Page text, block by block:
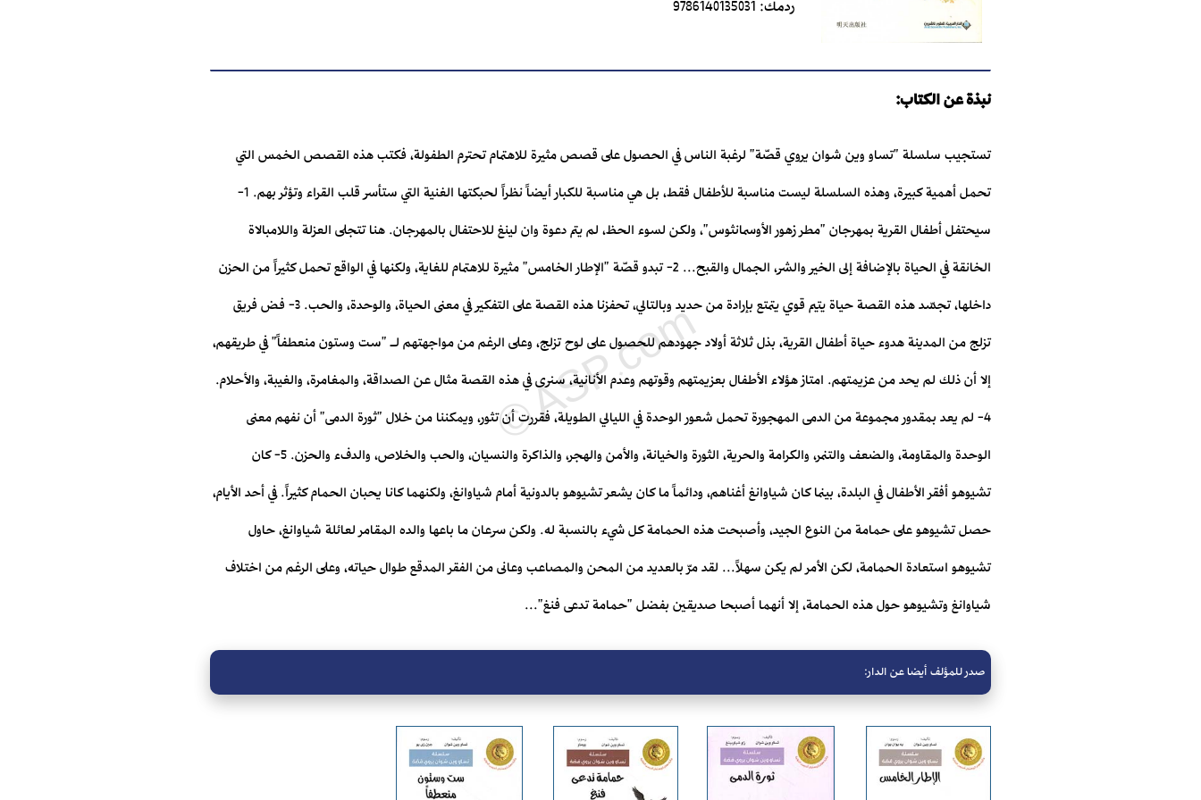
نبذة عن الكتاب:
تستجيب سلسلة "تساو وين شوان يروي قصّة" لرغبة الناس في الحصول على قصص مثيرة للاهتمام تحترم الطفولة، فكتب هذه القصص الخمس التي
تحمل أهمية كبيرة، وهذه السلسلة ليست مناسبة للأطفال فقط، بل هي مناسبة للكبار أيضاً نظراً لحبكتها الغنية التي ستأسر قلب القراء وتؤثر بهم. 1-
سيحتفل أطفال القرية بمهرجان "مطر زهور الأوسمانثوس"، ولكن لسوء الحظ، لم يتم دعوة وان لينغ للاحتفال بالمهرجان. هنا تتجلى العزلة واللامبالاة
الخانقة في الحياة بالإضافة إلى الخير والشر، الجمال والقبح... 2- تبدو قصّة "الإطار الخامس" مثيرة للاهتمام للغاية، ولكنها في الواقع تحمل كثيراً من الحزن
داخلها، تجسّد هذه القصة حياة يتيم قوي يتمتع بإرادة من حديد وبالتالي، تحفزنا هذه القصة على التفكير في معنى الحياة، والوحدة، والحب. 3- فض فريق
تزلج من المدينة هدوء حياة أطفال القرية، بذل ثلاثة أولاد جهودهم للحصول على لوح تزلج، وعلى الرغم من مواجهتهم لـ "ست وستون منعطفاً" في طريقهم،
إلا أن ذلك لم يحد من عزيمتهم. امتاز هؤلاء الأطفال بعزيمتهم وقوتهم وعدم الأنانية، سنرى في هذه القصة مثال عن الصداقة، والمغامرة، والغيبة، والأحلام.
4- لم يعد بمقدور مجموعة من الدمى المهجورة تحمل شعور الوحدة في الليالي الطويلة، فقررت أن تثور، ويمكننا من خلال "ثورة الدمى" أن نفهم معنى
الوحدة والمقاومة، والضعف والتنمر، والكرامة والحرية، الثورة والخيانة، والأمن والهجر، والذاكرة والنسيان، والحب والخلاص، والدفء والحزن. 5- كان
تشيوهو أفقر الأطفال في البلدة، بينما كان شياوانغ أغناهم، ودائماً ما كان يشعر تشيوهو بالدونية أمام شياوانغ، ولكنهما كانا يحبان الحمام كثيراً. في أحد الأيام،
حصل تشيوهو على حمامة من النوع الجيد، وأصبحت هذه الحمامة كل شيء بالنسبة له. ولكن سرعان ما باعها والده المقامر لعائلة شياوانغ، حاول
تشيوهو استعادة الحمامة، لكن الأمر لم يكن سهلاً... لقد مرّ بالعديد من المحن والمصاعب وعانى من الفقر المدقع طوال حياته، وعلى الرغم من اختلاف
شياوانغ وتشيوهو حول هذه الحمامة، إلا أنهما أصبحا صديقين بفضل "حمامة تدعى فنغ"...
صدر للمؤلف أيضا عن الدار: